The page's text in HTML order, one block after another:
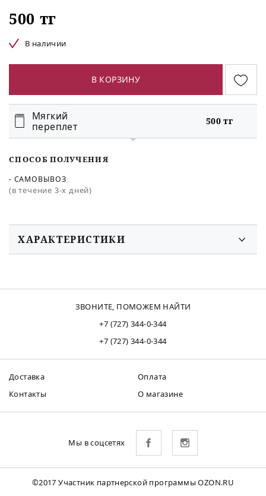
500 тг
В наличии
В КОРЗИНУ
Мягкий
переплет
500 тг
СПОСОБ ПОЛУЧЕНИЯ
- САМОВЫВОЗ
(в течение 3-х дней)
ХАРАКТЕРИСТИКИ
ЗВОНИТЕ, ПОМОЖЕМ НАЙТИ
+7 (727) 344-0-344
+7 (727) 344-0-344
Доставка
Оплата
Контакты
О магазине
Мы в соцсетях
©2017 Участник партнерской программы OZON.RU